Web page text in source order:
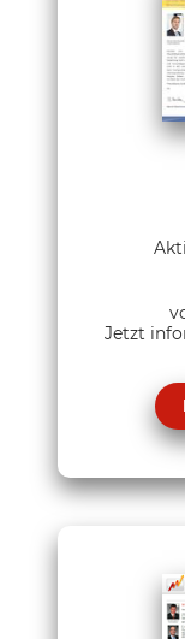
Jetzt